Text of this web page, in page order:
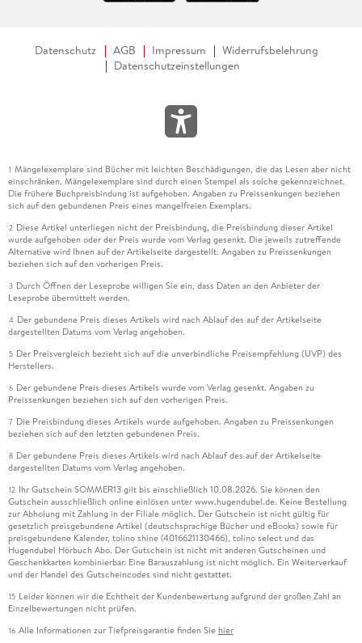
Datenschutz AGB Impressum
Widerrufsbelehrung
Datenschutzeinstellungen
1 Mängelexemplare sind Bücher mit leichten Beschädigungen, die das Lesen aber nicht
einschränken. Mängelexemplare sind durch einen Stempel als solche gekennzeichnet.
Die frühere Buchpreisbindung ist aufgehoben. Angaben zu Preissenkungen beziehen
sich auf den gebundenen Preis eines mangelfreien Exemplars.
2 Diese Artikel unterliegen nicht der Preisbindung, die Preisbindung dieser Artikel
wurde aufgehoben oder der Preis wurde vom Verlag gesenkt. Die jeweils zutreffende
Alternative wird Ihnen auf der Artikelseite dargestellt. Angaben zu Preissenkungen
beziehen sich auf den vorherigen Preis.
3 Durch Öffnen der Leseprobe willigen Sie ein, dass Daten an den Anbieter der
Leseprobe übermittelt werden.
4 Der gebundene Preis dieses Artikels wird nach Ablauf des auf der Artikelseite
dargestellten Datums vom Verlag angehoben.
5 Der Preisvergleich bezieht sich auf die unverbindliche Preisempfehlung (UVP) des
Herstellers.
6 Der gebundene Preis dieses Artikels wurde vom Verlag gesenkt. Angaben zu
Preissenkungen beziehen sich auf den vorherigen Preis.
7 Die Preisbindung dieses Artikels wurde aufgehoben. Angaben zu Preissenkungen
beziehen sich auf den letzten gebundenen Preis.
8 Der gebundene Preis dieses Artikels wird nach Ablauf des auf der Artikelseite
dargestellten Datums vom Verlag angehoben.
12 Ihr Gutschein SOMMER13 gilt bis einschließlich 10.08.2026. Sie können den
Gutschein ausschließlich online einlösen unter www.hugendubel.de. Keine Bestellung
zur Abholung mit Zahlung in der Filiale möglich. Der Gutschein ist nicht gültig für
gesetzlich preisgebundene Artikel (deutschsprachige Bücher und eBooks) sowie für
preisgebundene Kalender, tolino shine (4016621130466), tolino select und das
Hugendubel Hörbuch Abo. Der Gutschein ist nicht mit anderen Gutscheinen und
Geschenkkarten kombinierbar. Eine Barauszahlung ist nicht möglich. Ein Weiterverkauf
und der Handel des Gutscheincodes sind nicht gestattet.
15 Leider können wir die Echtheit der Kundenbewertung aufgrund der großen Zahl an
Einzelbewertungen nicht prüfen.
16 Alle Informationen zur Tiefpreisgarantie finden Sie hier